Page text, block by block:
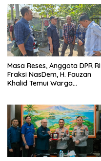
Masa Reses, Anggota DPR RI
Fraksi NasDem, H. Fauzan
Khalid Temui Warga